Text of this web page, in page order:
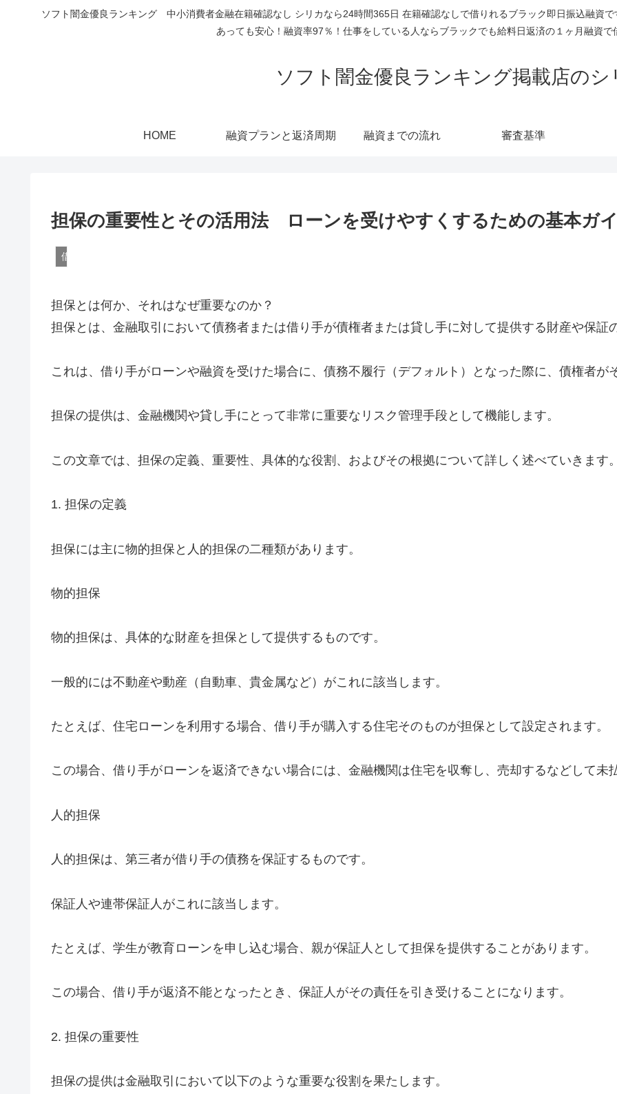
ソフト闇金優良ランキング 中小消費者金融在籍確認なし シリカなら24時間365日 在籍確認なしで借りれるブラック即日振込融資
あっても安心！融資率97％！仕事をしている人ならブラックでも給料日返済の１ヶ月融資で
ソフト闇金優良ランキング掲載店のシ
HOME 融資プランと返済周期 融資までの流れ 審査基準
担保の重要性とその活用法 ローンを受けやすくするための基本ガ
借入をしたい方へ
担保とは何か、それはなぜ重要なのか？
担保とは、金融取引において債務者または借り手が債権者または貸し手に対して提供する財産や保証
これは、借り手がローンや融資を受けた場合に、債務不履行（デフォルト）となった際に、債権者が
担保の提供は、金融機関や貸し手にとって非常に重要なリスク管理手段として機能します。
この文章では、担保の定義、重要性、具体的な役割、およびその根拠について詳しく述べていきます。
1. 担保の定義
担保には主に物的担保と人的担保の二種類があります。
物的担保
物的担保は、具体的な財産を担保として提供するものです。
一般的には不動産や動産（自動車、貴金属など）がこれに該当します。
たとえば、住宅ローンを利用する場合、借り手が購入する住宅そのものが担保として設定されます。
この場合、借り手がローンを返済できない場合には、金融機関は住宅を収奪し、売却するなどして未
人的担保
人的担保は、第三者が借り手の債務を保証するものです。
保証人や連帯保証人がこれに該当します。
たとえば、学生が教育ローンを申し込む場合、親が保証人として担保を提供することがあります。
この場合、借り手が返済不能となったとき、保証人がその責任を引き受けることになります。
2. 担保の重要性
担保の提供は金融取引において以下のような重要な役割を果たします。